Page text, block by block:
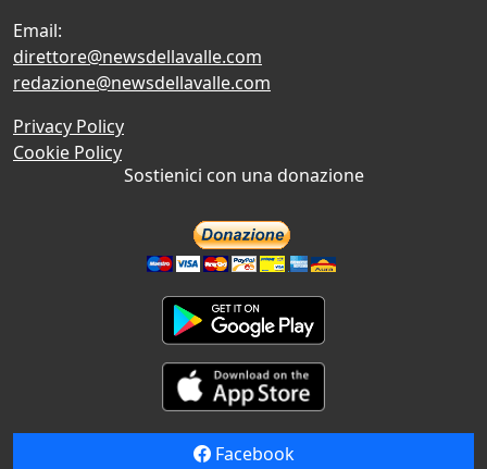
Email:
direttore@newsdellavalle.com
redazione@newsdellavalle.com
Privacy Policy
Cookie Policy
Sostienici con una donazione
Facebook